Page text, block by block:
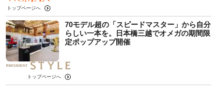
トップページへ
70モデル超の「スピードマスター」から自分
らしい一本を。日本橋三越でオメガの期間限
定ポップアップ開催
トップページへ